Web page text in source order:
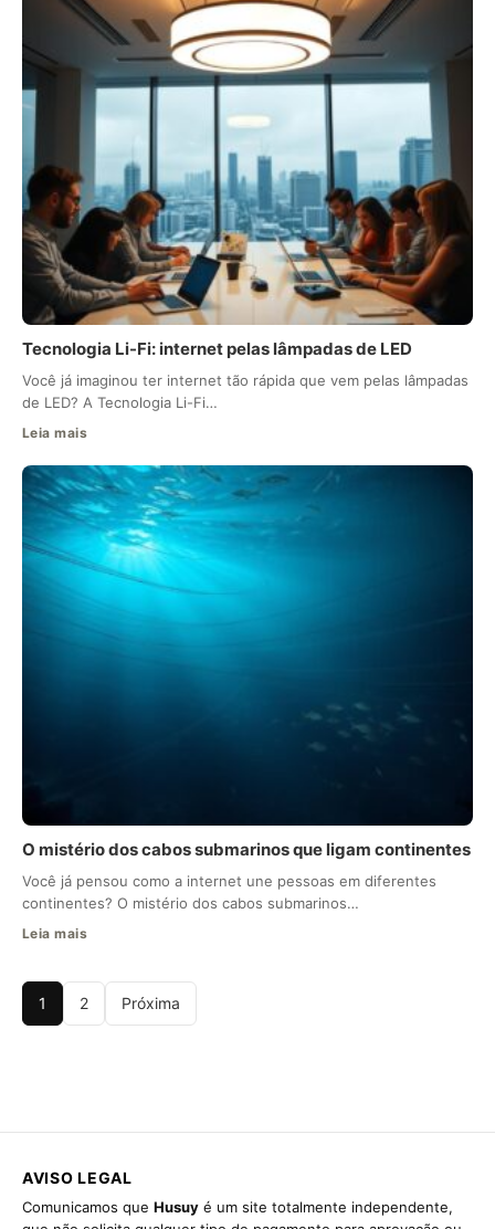
Tecnologia Li-Fi: internet pelas lâmpadas de LED
Você já imaginou ter internet tão rápida que vem pelas lâmpadas
de LED? A Tecnologia Li-Fi…
Leia mais
O mistério dos cabos submarinos que ligam continentes
Você já pensou como a internet une pessoas em diferentes
continentes? O mistério dos cabos submarinos…
Leia mais
1 2 Próxima
AVISO LEGAL
Comunicamos que Husuy é um site totalmente independente,